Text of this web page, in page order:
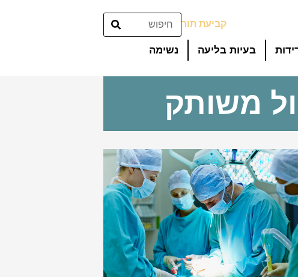
קביעת תור
בעיות בליעה נשימה
משותק